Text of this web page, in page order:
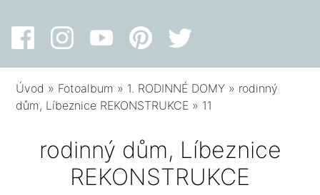
Úvod » Fotoalbum » 1. RODINNÉ DOMY » rodinný
dům, Líbeznice REKONSTRUKCE » 11
rodinný dům, Líbeznice
REKONSTRUKCE